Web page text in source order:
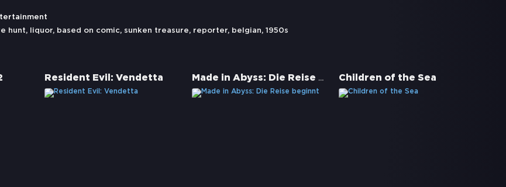
hunt, liquor, based on comic, sunken treasure, reporter, belgian, 1950s
Resident Evil: Vendetta Made in Abyss: Die Reise beginnt Children of the Sea